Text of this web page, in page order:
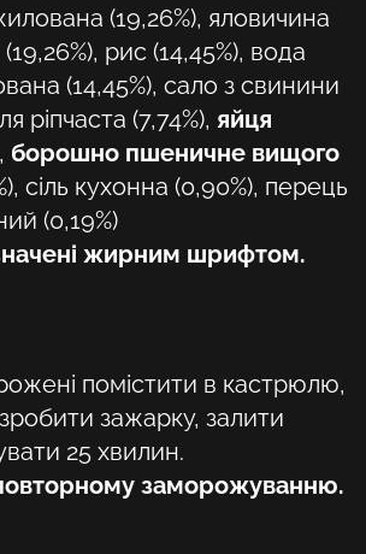
(19,26%), яловичина
рис (14,45%), вода
(14,45%), сало з свинини
ріпчаста (7,74%), яйця
борошно пшеничне вищого
сіль кухонна (0,90%), перець
(0,19%)
жирним шрифтом.
помістити в кастрюлю,
зажарку, залити
25 хвилин.
заморожуванню.